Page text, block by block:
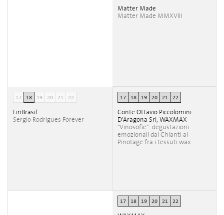
Matter Made
Matter Made MMXVIII
17 18 19 20 21 22
LinBrasil
Sergio Rodrigues Forever
17 18 19 20 21 22
Conte Ottavio Piccolomini
D'Aragona Srl, WAXMAX
"Vinosofie": degustazioni
emozionali dal Chianti al
Pinotage fra i tessuti wax
17 18 19 20 21 22